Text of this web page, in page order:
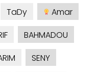
TaDy
Amar
BAHMADOU
SENY